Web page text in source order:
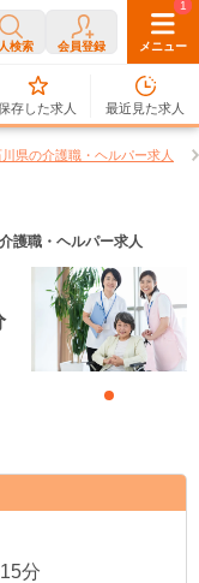
検索 会員登録 メニュー
0
存した求人
1
最近見た求人
川県の介護職・ヘルパー求人
護職・ヘルパー求人
分